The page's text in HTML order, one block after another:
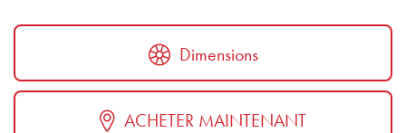
Dimensions
ACHETER MAINTENANT